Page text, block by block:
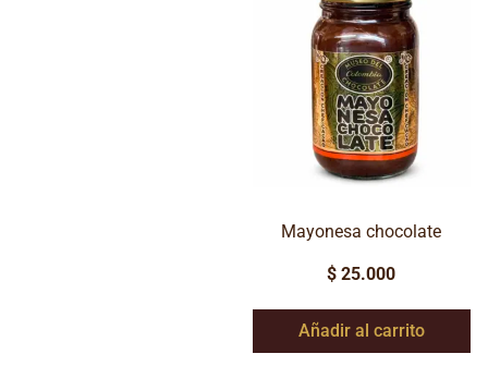
Mayonesa chocolate
$ 25.000
Añadir al carrito